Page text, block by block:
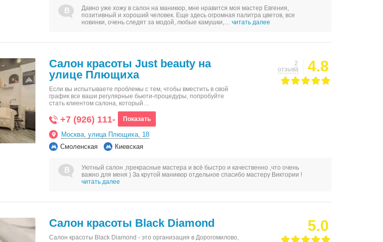
Давно уже хожу в салон на маникюр, мне нравится моя мастер Евгения,
позитивный и хороший человек. Еще здесь огромная палитра цветов, все
новинки, очень следят за модой, любые камушки,… читать далее
Салон красоты Just beauty на
улице Плющиха
Если вы испытываете проблемы с тем, чтобы вместить в свой
график все ваши регулярные бьюти-процедуры, попробуйте
стать клиентом салона, который…
2
отзыва
4.8
+7 (926) 111- Показать
Москва, улица Плющиха, 18
Смоленская
Киевская
Уютный салон ,прекрасные мастера и всё быстро и качественно ,что очень
важно для меня ) За крутой маникюр отдельное спасибо мастеру Виктории !
читать далее
Салон красоты Black Diamond
Салон красоты Black Diamond - это организация в Дорогомилово,
5.0